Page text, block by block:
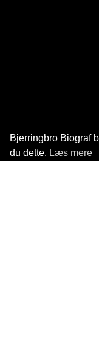
Bjerringbro Biograf
du dette. Læs mere